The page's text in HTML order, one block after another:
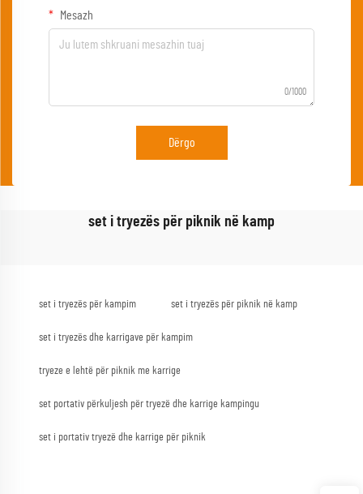
Mesazh
0/1000
Dërgo
set i tryezës për piknik në kamp
set i tryezës për kampim set i tryezës për piknik në kamp
set i tryezës dhe karrigave për kampim
tryeze e lehtë për piknik me karrige
set portativ përkuljesh për tryezë dhe karrige kampingu
set i portativ tryezë dhe karrige për piknik